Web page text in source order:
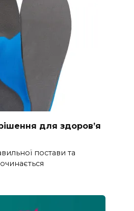
для здоров’я
постави та